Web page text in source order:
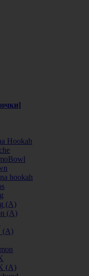
Hookah
hookah
(A)
(А)
(А)
(А)